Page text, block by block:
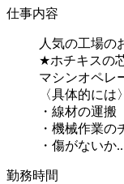
仕事内容
人気の工場の
★ホチキスの
マシンオペレ
〈具体的には〉
・線材の運搬
・機械作業の
・傷がないか
勤務時間